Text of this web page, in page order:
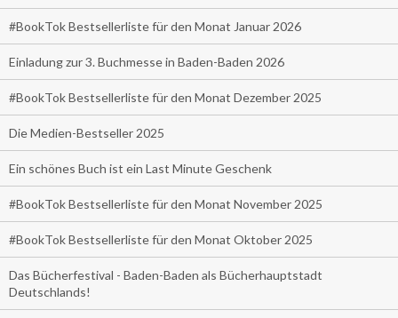
#BookTok Bestsellerliste für den Monat Januar 2026
Einladung zur 3. Buchmesse in Baden-Baden 2026
#BookTok Bestsellerliste für den Monat Dezember 2025
Die Medien-Bestseller 2025
Ein schönes Buch ist ein Last Minute Geschenk
#BookTok Bestsellerliste für den Monat November 2025
#BookTok Bestsellerliste für den Monat Oktober 2025
Das Bücherfestival - Baden-Baden als Bücherhauptstadt
Deutschlands!